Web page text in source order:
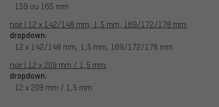
159 ou 165 mm
noir | 12 x 142/148 mm, 1,5 mm, 169/172/178 mm:
dropdown:
12 x 142/148 mm, 1,5 mm, 169/172/178 mm
noir | 12 x 209 mm / 1,5 mm:
dropdown:
12 x 209 mm / 1,5 mm